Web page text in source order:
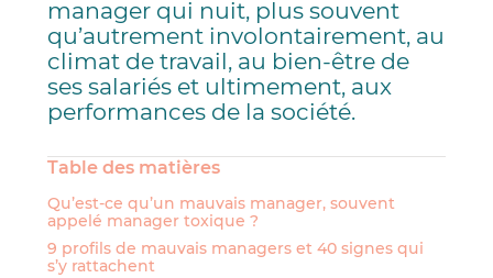
manager qui nuit, plus souvent
qu’autrement involontairement, au
climat de travail, au bien-être de
ses salariés et ultimement, aux
performances de la société.
Table des matières
Qu’est-ce qu’un mauvais manager, souvent
appelé manager toxique ?
9 profils de mauvais managers et 40 signes qui
s’y rattachent